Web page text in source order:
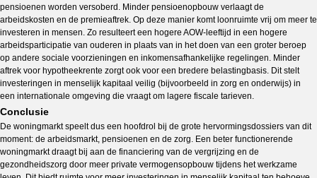
pensioenen worden versoberd. Minder pensioenopbouw verlaagt de
arbeidskosten en de premieaftrek. Op deze manier komt loonruimte vrij om meer te
investeren in mensen. Zo resulteert een hogere AOW-leeftijd in een hogere
arbeidsparticipatie van ouderen in plaats van in het doen van een groter beroep
op andere sociale voorzieningen en inkomensafhankelijke regelingen. Minder
aftrek voor hypotheekrente zorgt ook voor een bredere belastingbasis. Dit stelt
investeringen in menselijk kapitaal veilig (bijvoorbeeld in zorg en onderwijs) in
een internationale omgeving die vraagt om lagere fiscale tarieven.
Conclusie
De woningmarkt speelt dus een hoofdrol bij de grote hervormingsdossiers van dit
moment: de arbeidsmarkt, pensioenen en de zorg. Een beter functionerende
woningmarkt draagt bij aan de financiering van de vergrijzing en de
gezondheidszorg door meer private vermogensopbouw tijdens het werkzame